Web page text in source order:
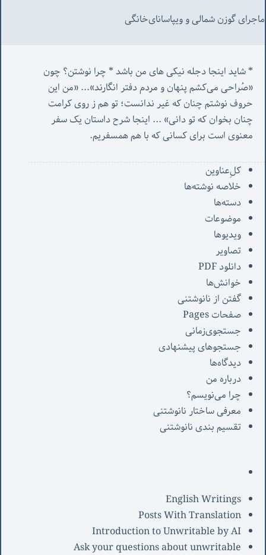
ماجرای گوزن شمالی و‌ ویپاسانای‌خانگی
«صُراحی می‌کشم پنهان‌ و مردم‌ دفتر انگارند»... «
چنان بخوان که تو دانی» ...
معنوی است برای کسانی که با هم همسفریم.
کل‌ِعناوین
خلاصه نوشته‌ها
دسته‌ها
موضوعات
ویدیوها
تصاویر
دانلود PDF
خوانش‌ها
گفتن از نانوشتنی
صفحات Pages
جستجوی‌زمانی
جستجوهای پیشنهادی
دیدگاه‌ها
درباره من
چرا می‌نویسم؟
معرفی‌ ساختار نانوشتنی
تقسیم بندی نانوشتنی
English Writings
Posts With Translation
Introduction to Unwritable by AI
Ask your questions about unwritable